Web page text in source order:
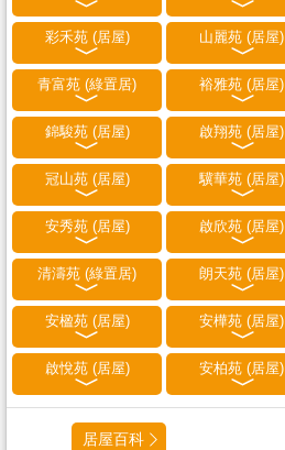
彩禾苑 (居屋) 山麗苑 (居屋)
青富苑 (綠置居) 裕雅苑 (居屋)
錦駿苑 (居屋) 啟翔苑 (居屋)
冠山苑 (居屋) 驥華苑 (居屋)
安秀苑 (居屋) 啟欣苑 (居屋)
清濤苑 (綠置居) 朗天苑 (居屋)
安楹苑 (居屋) 安樺苑 (居屋)
啟悅苑 (居屋) 安柏苑 (居屋)
居屋百科